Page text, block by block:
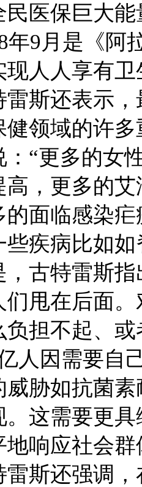
民医保巨大
9月是《阿拉
现人人享有
还表示，
健领域的许
更多的女性
高，更多的
的面临感染
些疾病比如
特雷斯指
们甩在后面
负担不起、
人因需要自
威胁如抗菌
。这需要更
地响应社会
还强调，